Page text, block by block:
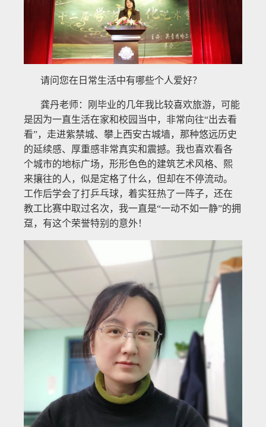
请问您在日常生活中有哪些个人爱好？
龚丹老师：刚毕业的几年我比较喜欢旅游，可能
是因为一直生活在家和校园当中，非常向往“出去看
看”，走进紫禁城、攀上西安古城墙，那种悠远历史
的延续感、厚重感非常真实和震撼。我也喜欢看各
个城市的地标广场，形形色色的建筑艺术风格、熙
来攘往的人，似是定格了什么，但却在不停流动。
工作后学会了打乒乓球，着实狂热了一阵子，还在
教工比赛中取过名次，我一直是“一动不如一静”的拥
趸，有这个荣誉特别的意外！